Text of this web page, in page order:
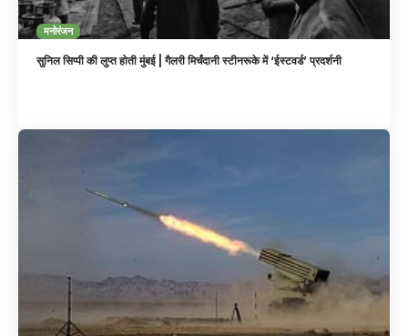
मनोरंजन
सुनिल सिप्पी की लुप्त होती मुंबई | गैलरी मिर्चंदानी स्टीनरूके में ‘ईस्टवर्ड’ प्रदर्शनी